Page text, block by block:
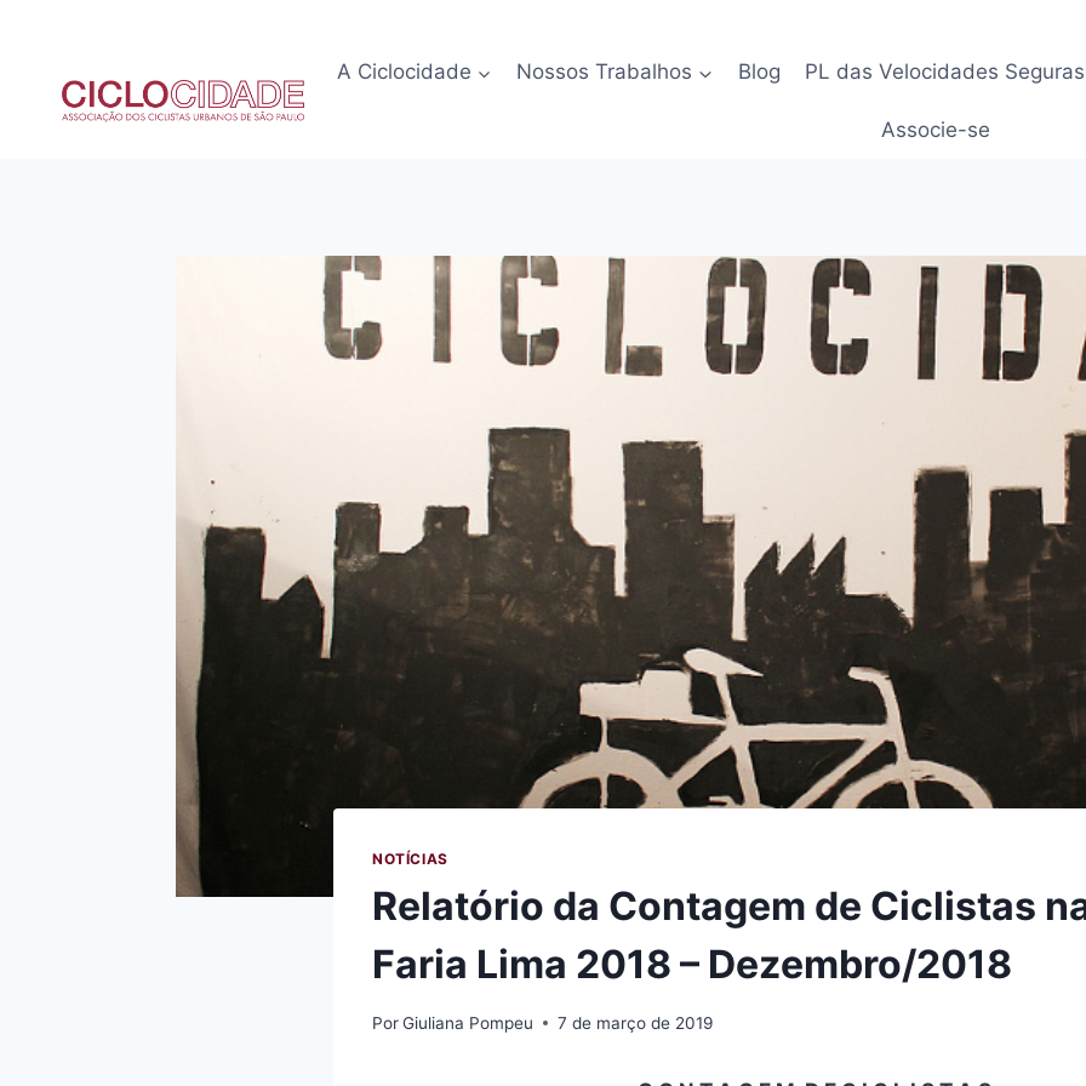
Conteúdo
A Ciclocidade Nossos Trabalhos Blog PL das Velocidades Seguras
Associe-se
NOTÍCIAS
Relatório da Contagem de Ciclistas
Faria Lima 2018 – Dezembro/2018
PorGiuliana Pompeu 7 de março de 2019